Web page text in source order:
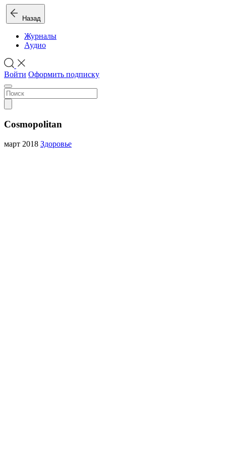
Назад
Журналы
Аудио
Войти Оформить подписку
Cosmopolitan
март 2018 Здоровье